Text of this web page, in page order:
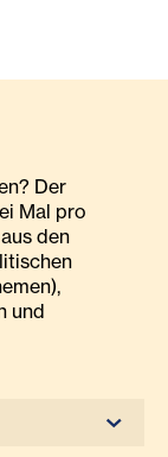
Der
Mal pro
den
und